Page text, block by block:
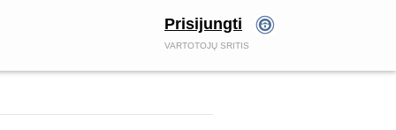
Prisijungti
VARTOTOJŲ SRITIS